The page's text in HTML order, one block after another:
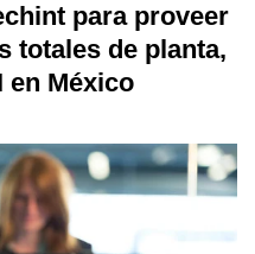
para proveer
totales de planta,
en México